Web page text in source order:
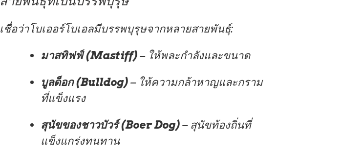
เชื่อว่าโบเออร์โบเอลมีบรรพบุรุษจากหลายสายพันธุ์:
มาสทิฟฟ์ (Mastiff)– ให้พละกำลังและขนาด
บูลด็อก (Bulldog)– ให้ความกล้าหาญและกราม
ที่แข็งแรง
สุนัขของชาวบัวร์ (Boer Dog)– สุนัขท้องถิ่นที่
แข็งแกร่งทนทาน